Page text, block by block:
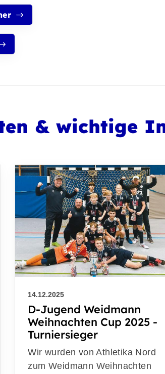
& wichtige
14.12.2025
D-Jugend Weidmann
Weihnachten Cup 2025 -
Turniersieger
Wir wurden von Athletika Nord
zum Weidmann Weihnachten